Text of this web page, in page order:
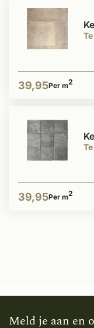
39,95Per m2
39,95Per m2
Meld je aan en